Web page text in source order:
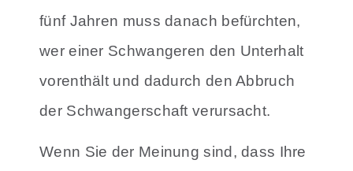
fünf Jahren muss danach befürchten,
wer einer Schwangeren den Unterhalt
vorenthält und dadurch den Abbruch
der Schwangerschaft verursacht.
Wenn Sie der Meinung sind, dass Ihre